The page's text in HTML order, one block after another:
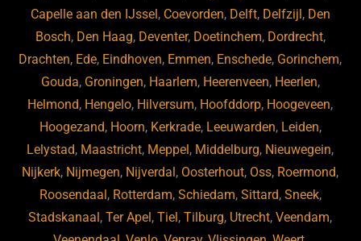
Capelle aan den IJssel, Coevorden, Delft, Delfzijl, Den
Bosch, Den Haag, Deventer, Doetinchem, Dordrecht,
Drachten, Ede, Eindhoven, Emmen, Enschede, Gorinchem,
Gouda, Groningen, Haarlem, Heerenveen, Heerlen,
Helmond, Hengelo, Hilversum, Hoofddorp, Hoogeveen,
Hoogezand, Hoorn, Kerkrade, Leeuwarden, Leiden,
Lelystad, Maastricht, Meppel, Middelburg, Nieuwegein,
Nijkerk, Nijmegen, Nijverdal, Oosterhout, Oss, Roermond,
Roosendaal, Rotterdam, Schiedam, Sittard, Sneek,
Stadskanaal,Ter Apel,Tiel,Tilburg, Utrecht,Veendam,